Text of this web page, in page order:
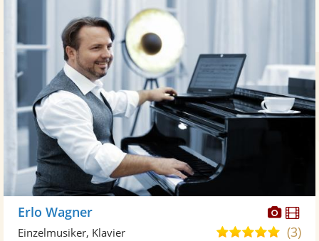
Erlo Wagner
5,0(3)
Einzelmusiker, Klavier